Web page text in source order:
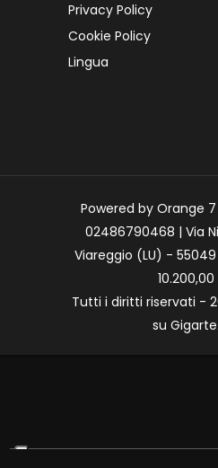
Privacy Policy
Cookie Policy
Lingua
Powered by Orange 7
02486790468 | Via
Viareggio (LU) -
10.200,00
Tutti i diritti riservati -
su